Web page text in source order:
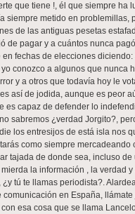
que tiene !, él que siempre ha
siempre metido en problemillas,
de las antiguas pesetas
de pagar y a cuántos nunca
fechas de elecciones diciendo:
conozco a algunos que nunca
y a otros que todavía hoy le
así de jodida, aunque es peor
es capaz de defender lo
sabremos ¿verdad Jorgito?,
los entresijos de está isla nos
como siempre mercadeando
tajada de donde sea, incluso
la información , la verdad
tú te llamas periodista?.
en España,
esa cosa que se llama